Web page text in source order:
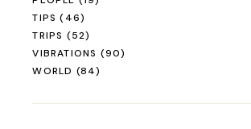
TIPS (46)
TRIPS (52)
VIBRATIONS (90)
WORLD (84)